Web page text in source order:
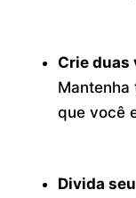
Crie duas
Mantenha
que você
Divida